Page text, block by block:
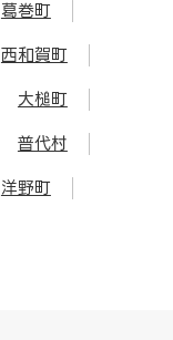
葛巻町
西和賀町
大槌町
普代村
洋野町